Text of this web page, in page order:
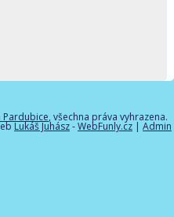
Pardubice, všechna práva vyhrazena.
Lukáš Juhász-WebFunly.cz | Admin